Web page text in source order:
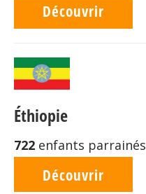
Découvrir
Éthiopie
722 enfants parrainés
Découvrir